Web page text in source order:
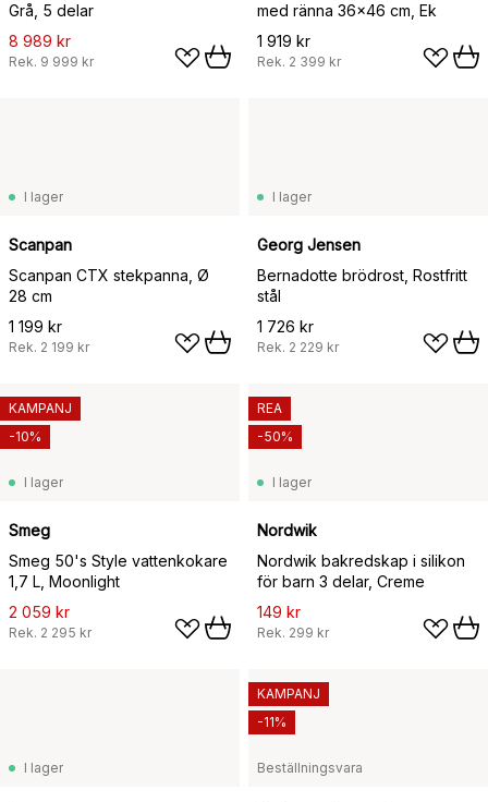
Grå, 5 delar
8 989 kr
Rek. 9 999 kr
med ränna 36x46 cm, Ek
1 919 kr
Rek. 2 399 kr
I lager
Scanpan
Scanpan CTX stekpanna, Ø
28 cm
1 199 kr
Rek. 2 199 kr
I lager
Georg Jensen
Bernadotte brödrost, Rostfritt
stål
1 726 kr
Rek. 2 229 kr
I lager
Smeg
Smeg 50's Style vattenkokare
1,7 L, Moonlight
2 059 kr
Rek. 2 295 kr
KAMPANJ
-10%
I lager
Nordwik
Nordwik bakredskap i silikon
för barn 3 delar, Creme
149 kr
Rek. 299 kr
REA
-50%
I lager Beställningsvara
KAMPANJ
-11%